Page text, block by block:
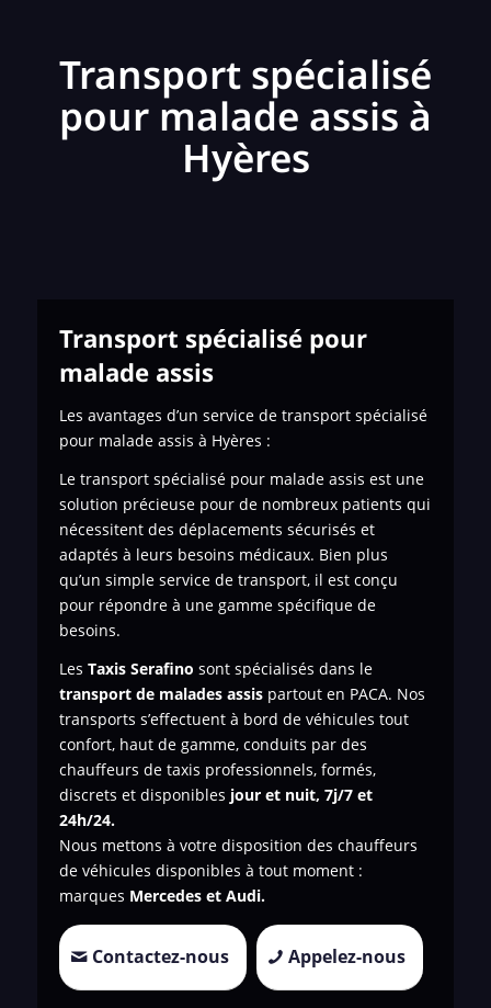
Transport spécialisé
pour malade assis à
Hyères
Transport spécialisé pour
malade assis
Les avantages d’un service de transport spécialisé
pour malade assis à Hyères :
Le transport spécialisé pour malade assis est une
solution précieuse pour de nombreux patients qui
nécessitent des déplacements sécurisés et
adaptés à leurs besoins médicaux. Bien plus
qu’un simple service de transport, il est conçu
pour répondre à une gamme spécifique de
besoins.
Les Taxis Serafino sont spécialisés dans le
transport de malades assis partout en PACA. Nos
transports s’effectuent à bord de véhicules tout
confort, haut de gamme, conduits par des
chauffeurs de taxis professionnels, formés,
discrets et disponibles jour et nuit, 7j/7 et
24h/24.
Nous mettons à votre disposition des chauffeurs
de véhicules disponibles à tout moment :
marques Mercedes et Audi.
Contactez-nous Appelez-nous